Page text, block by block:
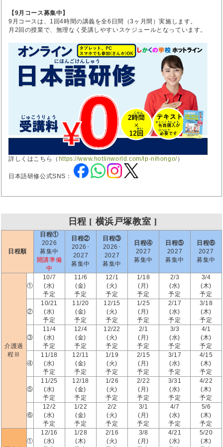
【9月コース募集中】
9月コースは、1回4時間の講義を全6日間（3ヶ月間）実施します。
月2回の授業で、無理なく受講しやすいスケジュールとなっています。
詳しくはこちら（ https://www.hotlinworld.com/lp-nihongo/）
日本語研修公式SNS：
日程 [ 横浜戸塚教室 ]
日程順
日程①
2026
募集中
開講準備
中
日程②
2026･
2027
募集中
日程③
2026･
2027
募集中
日程④
2027
募集中
日程⑤
2027
募集中
日程⑥
2027
募集中
介護過
程Ⅲ
①
10/7
(水)
予定
11/6
(金)
予定
12/1
(火)
予定
1/18
(月)
予定
2/3
(水)
予定
3/4
(木)
予定
②
10/21
(水)
予定
11/20
(金)
予定
12/15
(火)
予定
1/25
(月)
予定
2/17
(水)
予定
3/18
(木)
予定
③
11/4
(水)
予定
12/4
(金)
予定
12/22
(火)
予定
2/1
(月)
予定
3/3
(水)
予定
4/1
(木)
予定
④
11/18
(水)
予定
12/11
(金)
予定
1/19
(火)
予定
2/15
(月)
予定
3/17
(水)
予定
4/15
(木)
予定
⑤
11/25
(水)
予定
12/18
(金)
予定
1/26
(火)
予定
2/22
(月)
予定
3/31
(水)
予定
4/22
(木)
予定
⑥
12/2
(水)
予定
1/22
(金)
予定
2/2
(火)
予定
3/1
(月)
予定
4/7
(水)
予定
5/6
(木)
予定
①
12/16
(水)
1/28
(木)
2/16
(火)
3/8
(月)
4/21
(水)
5/20
(木)